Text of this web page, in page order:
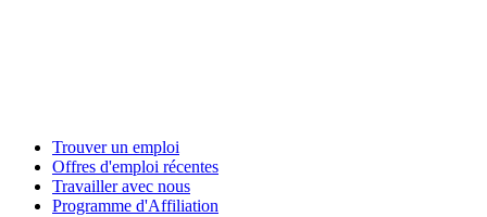
Trouver un emploi
Offres d'emploi récentes
Travailler avec nous
Programme d'Affiliation